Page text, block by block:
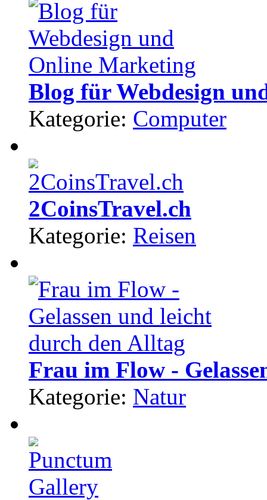
Blog für Webdesign
Kategorie: Computer
2CoinsTravel.ch
Kategorie: Reisen
Frau im Flow -
Kategorie: Natur